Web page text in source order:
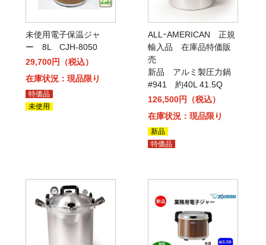
未使用電子保温ジャ
ー 8L CJH-8050
29,700円（税込）
在庫状況：現品限り
特価品
未使用
ALLｰAMERICAN 正規
輸入品 在庫品特価販
売
新品 アルミ製圧力鍋
#941 約40L 41.5Q
126,500円（税込）
在庫状況：現品限り
新品
特価品